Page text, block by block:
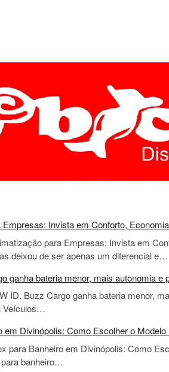
Invista em Conforto,
para Empresas: Invista em
deixou de ser apenas um diferencial e…
ganha bateria menor, mais autonomia
ID. Buzz Cargo ganha bateria menor,
Veículos…
em Divinópolis: Como Escolher o
para Banheiro em Divinópolis: Como
banheiro…